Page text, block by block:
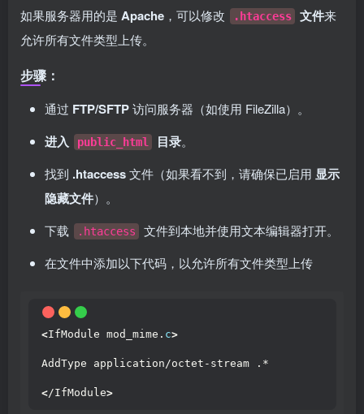
如果服务器用的是 Apache ，可以修改 .htaccess 文件来
允许所有文件类型上传。
步骤：
通过 FTP/SFTP访问服务器（如使用 FileZilla）。
进入 public_html 目录。
找到 .htaccess文件（如果看不到，请确保已启用 显示
隐藏文件）。
下载
.htaccess
文件到本地并使用文本编辑器打开。
在文件中添加以下代码，以允许所有文件类型上传
<IfModule mod_mime. c>
AddType application/octet-stream .*
</IfModule>